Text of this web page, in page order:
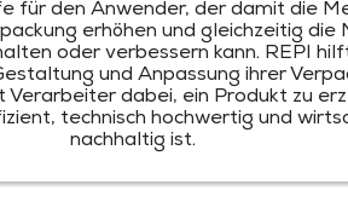
für den Anwender, der damit die
erhöhen und gleichzeitig die
oder verbessern kann. REPI
und Anpassung ihrer
dabei, ein Produkt zu
technisch hochwertig und
nachhaltig ist.